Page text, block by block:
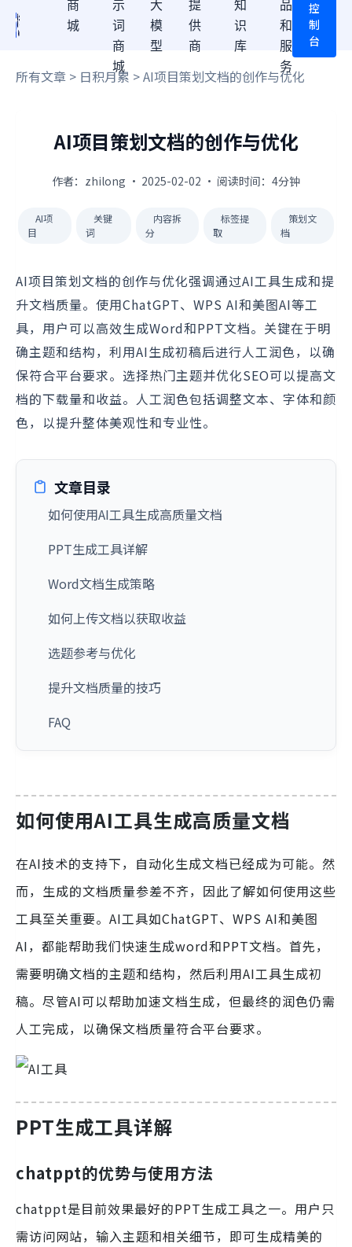
商
城
示
词
商
城
大
模
型
提
供
商
知
识
库
品
和
服
务
控
制
台
所有文章 > 日积月累 > AI项目策划文档的创作与优化
AI项目策划文档的创作与优化
作者：zhilong · 2025-02-02 · 阅读时间：4分钟
AI项
目
关键
词
内容拆
分
标签提
取
策划文
档
AI项目策划文档的创作与优化强调通过AI工具生成和提
升文档质量。使用ChatGPT、WPS AI和美图AI等工
具，用户可以高效生成Word和PPT文档。关键在于明
确主题和结构，利用AI生成初稿后进行人工润色，以确
保符合平台要求。选择热门主题并优化SEO可以提高文
档的下载量和收益。人工润色包括调整文本、字体和颜
色，以提升整体美观性和专业性。
文章目录
如何使用AI工具生成高质量文档
PPT生成工具详解
Word文档生成策略
如何上传文档以获取收益
选题参考与优化
提升文档质量的技巧
FAQ
如何使用AI工具生成高质量文档
在AI技术的支持下，自动化生成文档已经成为可能。然
而，生成的文档质量参差不齐，因此了解如何使用这些
工具至关重要。AI工具如ChatGPT、WPS AI和美图
AI，都能帮助我们快速生成word和PPT文档。首先，
需要明确文档的主题和结构，然后利用AI工具生成初
稿。尽管AI可以帮助加速文档生成，但最终的润色仍需
人工完成，以确保文档质量符合平台要求。
PPT生成工具详解
chatppt的优势与使用方法
chatppt是目前效果最好的PPT生成工具之一。用户只
需访问网站，输入主题和相关细节，即可生成精美的